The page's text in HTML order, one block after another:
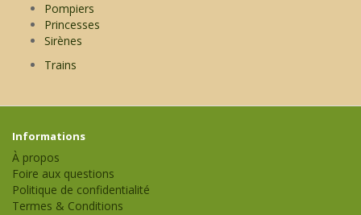
Pompiers
Princesses
Sirènes
Trains
Informations
À propos
Foire aux questions
Politique de confidentialité
Termes & Conditions